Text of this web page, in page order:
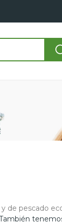
de pescado